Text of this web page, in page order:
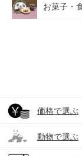
お菓子・
価格で選ぶ
動物で選ぶ